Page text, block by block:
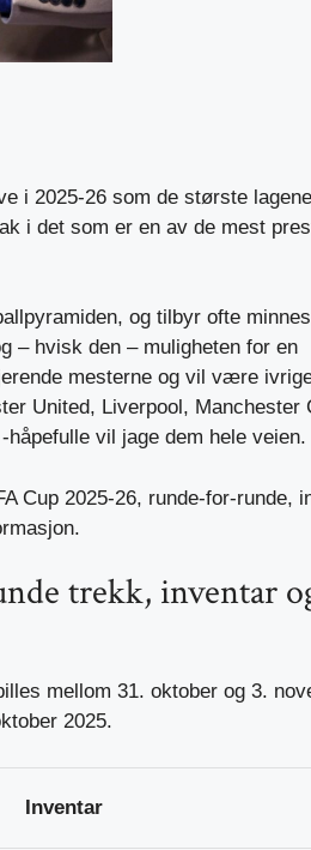
i 2025-26 som de største
i det som er en av de mest
og tilbyr ofte
– hvisk den – muligheten for en
mesterne og vil være
United, Liverpool, Manchester
vil jage dem hele veien.
Cup 2025-26, runde-for-runde,
trekk, inventar
mellom 31. oktober og 3.
2025.
Inventar